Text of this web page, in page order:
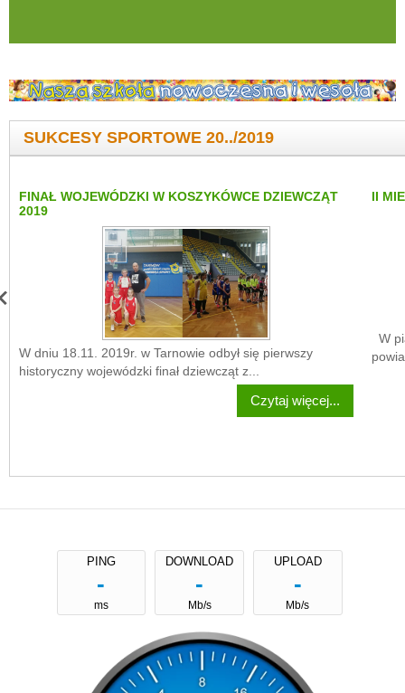
SUKCESY SPORTOWE 20../2019
FINAŁ WOJEWÓDZKI W KOSZYKÓWCE DZIEWCZĄT
2019
W dniu 18.11. 2019r. w Tarnowie odbył się pierwszy
historyczny wojewódzki finał dziewcząt z...
Czytaj więcej...
II
W